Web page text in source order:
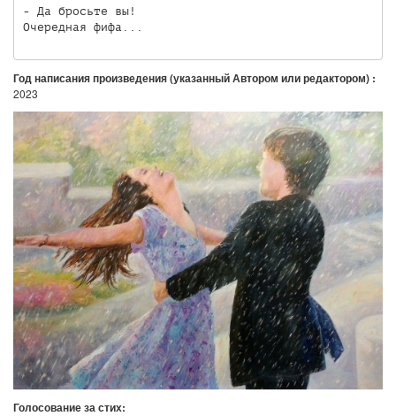
- Да бросьте вы!
Год написания произведения (указанный Автором или редактором) :
2023
Голосование за стих: